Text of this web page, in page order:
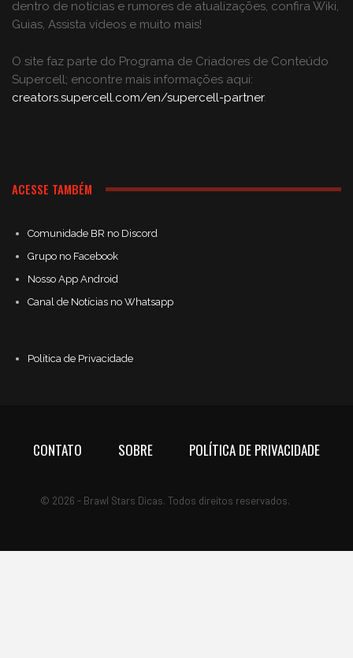
dentro de notícias e rumores de atualizações, confira Wiki,
Guias, Assista vídeos e muito mais!
O site faz parte do Programa de Criadores de Conteúdo
Supercell; encontre mais informações aqui:
creators.supercell.com/en/supercell-partner.
ACESSE TAMBÉM
Comunidade BR no Discord
Grupo no Facebook
Nosso App Android
Canal de Notícias no Whatsapp
Política de Privacidade
CONTATO SOBRE POLÍTICA DE PRIVACIDADE
© 2026 - Brawl Stars Dicas. Todos direitos reservados.